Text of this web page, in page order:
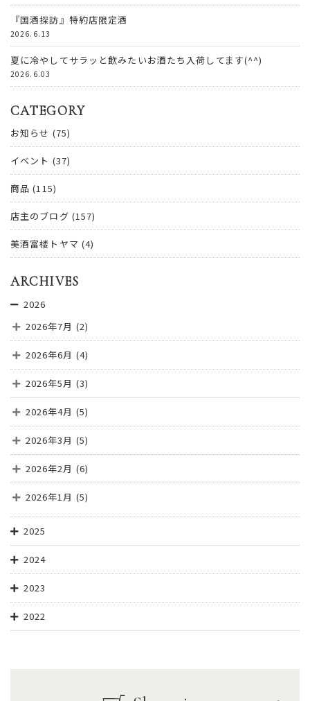
『国酒探訪』特約店限定酒
2026.6.13
夏に冷やしてサラッと飲みたいお酒たち入荷してます(^^)
2026.6.03
CATEGORY
お知らせ (75)
イベント (37)
商品 (115)
店主のブログ (157)
美酒富楼トヤマ (4)
ARCHIVES
2026
2026年7月 (2)
2026年6月 (4)
2026年5月 (3)
2026年4月 (5)
2026年3月 (5)
2026年2月 (6)
2026年1月 (5)
2025
2024
2023
2022